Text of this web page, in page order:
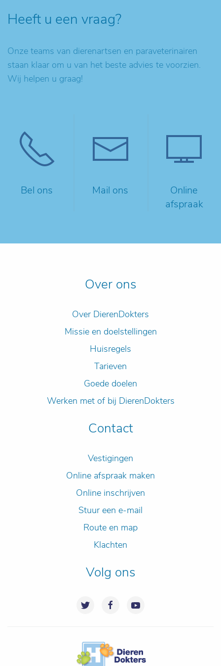
Heeft u een vraag?
Onze teams van dierenartsen en paraveterinairen
staan klaar om u van het beste advies te voorzien.
Wij helpen u graag!
Bel ons Mail ons
Online
afspraak
Over ons
Over DierenDokters
Missie en doelstellingen
Huisregels
Tarieven
Goede doelen
Werken met of bij DierenDokters
Contact
Vestigingen
Online afspraak maken
Online inschrijven
Stuur een e-mail
Route en map
Klachten
Volg ons